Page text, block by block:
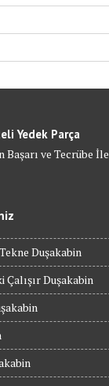
Yedek Parça
Başarı ve Tecrübe İle
Duşakabin
Çalışır Duşakabin